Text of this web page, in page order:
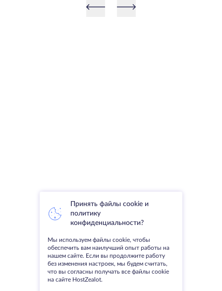
Принять файлы cookie и
политику
конфиденциальности?
Мы используем файлы cookie, чтобы
обеспечить вам наилучший опыт работы на
нашем сайте. Если вы продолжите работу
без изменения настроек, мы будем считать,
что вы согласны получать все файлы cookie
на сайте HostZealot.